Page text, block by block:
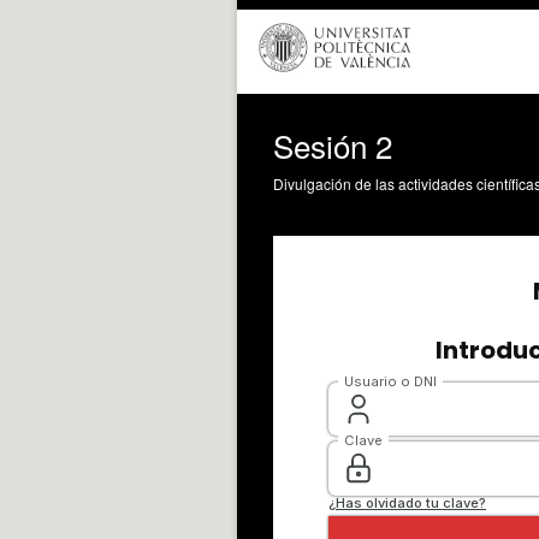
Sesión 2
Divulgación de las actividades